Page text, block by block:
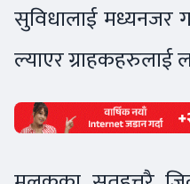
सुविधालाई मध्यनजर
ल्याएर ग्राहकहरुलाई